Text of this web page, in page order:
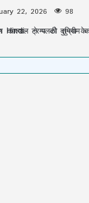
22, 2026 98